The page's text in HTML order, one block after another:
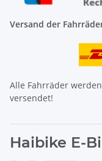
Versand der
Alle Fahrräder
versendet!
Haibike E-